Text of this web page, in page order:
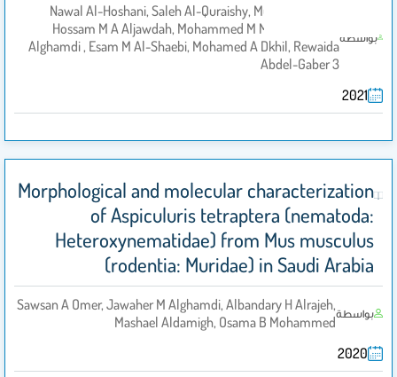
بواسطة
Nawal Al-Hoshani, Saleh Al-Quraishy, Mutee Murshed,
Hossam M A Aljawdah, Mohammed M Mares, Jawahir
Alghamdi , Esam M Al-Shaebi, Mohamed A Dkhil, Rewaida
Abdel-Gaber 3
2021
Morphological and molecular characterization
of Aspiculuris tetraptera (nematoda:
Heteroxynematidae) from Mus musculus
(rodentia: Muridae) in Saudi Arabia
بواسطةSawsan A Omer, Jawaher M Alghamdi, Albandary H Alrajeh,
Mashael Aldamigh, Osama B Mohammed
2020